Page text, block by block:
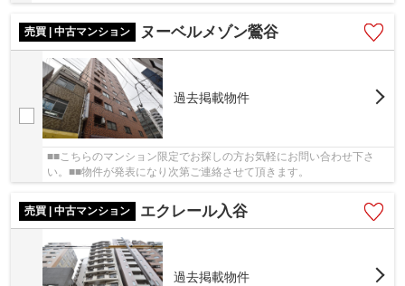
と複数路線が利用可能です。周辺にはスーパー...
売買 | 中古マンション
ヌーベルメゾン鶯谷
過去掲載物件
■■こちらのマンション限定でお探しの方お気軽にお問い合わせ下さ
い。■■物件が発表になり次第ご連絡させて頂きます。
売買 | 中古マンション エクレール入谷
過去掲載物件